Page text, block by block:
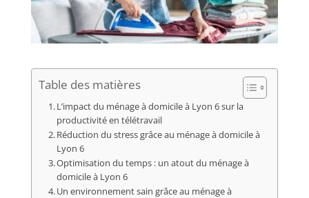
Table des matières
L’impact du ménage à domicile à Lyon 6 sur la
productivité en télétravail
Réduction du stress grâce au ménage à domicile à
Lyon 6
Optimisation du temps : un atout du ménage à
domicile à Lyon 6
Un environnement sain grâce au ménage à